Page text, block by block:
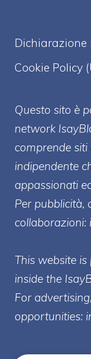
Dichiarazione
Cookie Policy
Questo sito è
network
comprende
indipendente
appassionati
Per pubblicità,
collaborazioni:
This website
inside the
For
opportunities: